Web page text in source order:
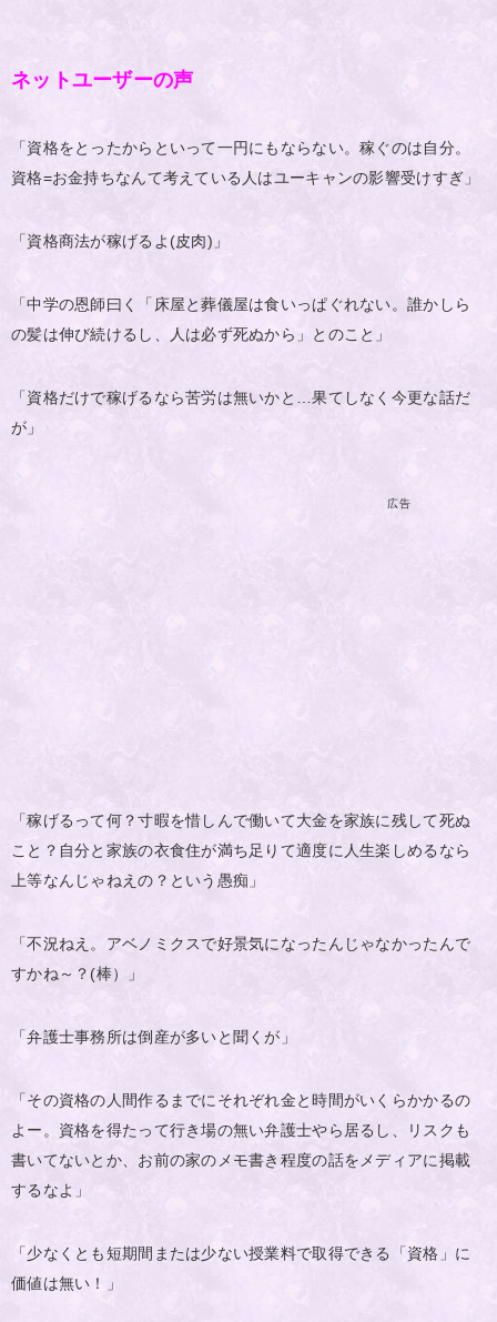
ネットユーザーの声
「資格をとったからといって一円にもならない。稼ぐのは自分。
資格=お金持ちなんて考えている人はユーキャンの影響受けすぎ」
「資格商法が稼げるよ(皮肉)」
「中学の恩師曰く「床屋と葬儀屋は食いっぱぐれない。誰かしら
の髪は伸び続けるし、人は必ず死ぬから」とのこと」
「資格だけで稼げるなら苦労は無いかと…果てしなく今更な話だ
が」
広告
「稼げるって何？寸暇を惜しんで働いて大金を家族に残して死ぬ
こと？自分と家族の衣食住が満ち足りて適度に人生楽しめるなら
上等なんじゃねえの？という愚痴」
「不況ねえ。アベノミクスで好景気になったんじゃなかったんで
すかね～？(棒）」
「弁護士事務所は倒産が多いと聞くが」
「その資格の人間作るまでにそれぞれ金と時間がいくらかかるの
よー。資格を得たって行き場の無い弁護士やら居るし、リスクも
書いてないとか、お前の家のメモ書き程度の話をメディアに掲載
するなよ」
「少なくとも短期間または少ない授業料で取得できる「資格」に
価値は無い！」